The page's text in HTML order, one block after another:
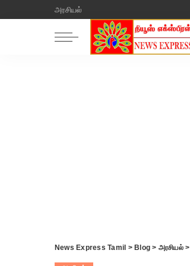
அரசியல்
News Express Tamil > Blog > அரசியல்>